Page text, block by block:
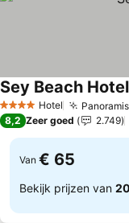
4 SterrenHotel
Sey Beach
8,2 Zeer goed 2.749
Van € 65
Bekijk prijzen van